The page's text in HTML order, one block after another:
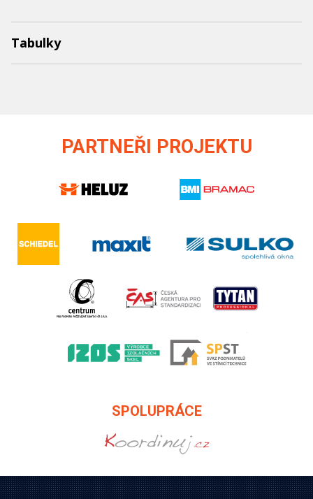
Tabulky
PARTNEŘI PROJEKTU
SPOLUPRÁCE